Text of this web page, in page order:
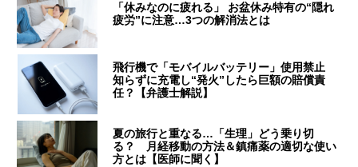
「休みなのに疲れる」 お盆休み特有の“隠れ
疲労”に注意…3つの解消法とは
飛行機で「モバイルバッテリー」使用禁止
知らずに充電し“発火”したら巨額の賠償責
任？【弁護士解説】
夏の旅行と重なる…「生理」どう乗り切
る？ 月経移動の方法＆鎮痛薬の適切な使い
方とは【医師に聞く】